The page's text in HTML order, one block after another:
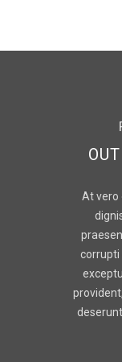
At vero
corrupti